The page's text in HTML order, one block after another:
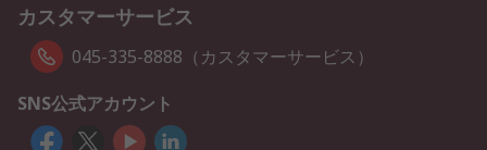
カスタマーサービス
045-335-8888（カスタマーサービス）
SNS公式アカウント